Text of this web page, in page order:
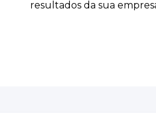
resultados da sua